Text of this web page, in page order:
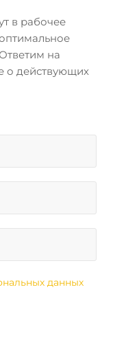
в рабочее
на
о действующих
данных